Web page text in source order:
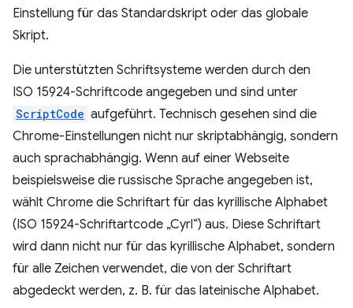
Einstellung für das Standardskript oder das globale
Skript.
Die unterstützten Schriftsysteme werden durch den
ISO 15924-Schriftcode angegeben und sind unter
ScriptCode aufgeführt. Technisch gesehen sind die
Chrome-Einstellungen nicht nur skriptabhängig, sondern
auch sprachabhängig. Wenn auf einer Webseite
beispielsweise die russische Sprache angegeben ist,
wählt Chrome die Schriftart für das kyrillische Alphabet
(ISO 15924-Schriftartcode „Cyrl“) aus. Diese Schriftart
wird dann nicht nur für das kyrillische Alphabet, sondern
für alle Zeichen verwendet, die von der Schriftart
abgedeckt werden, z. B. für das lateinische Alphabet.